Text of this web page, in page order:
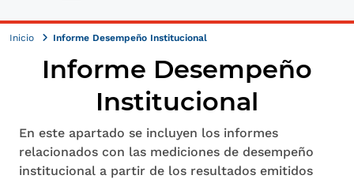
Inicio Informe Desempeño Institucional
Informe Desempeño
Institucional
En este apartado se incluyen los informes
relacionados con las mediciones de desempeño
institucional a partir de los resultados emitidos